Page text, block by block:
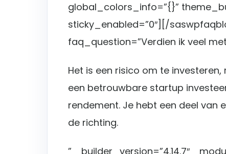
global_colors_info=”{}”
sticky_enabled=”0″][/
faq_question=”Verdien ik veel
Het is een risico om te
een betrouwbare startup
rendement. Je hebt een deel van
de richting.
” _builder_version=”4.14.7″